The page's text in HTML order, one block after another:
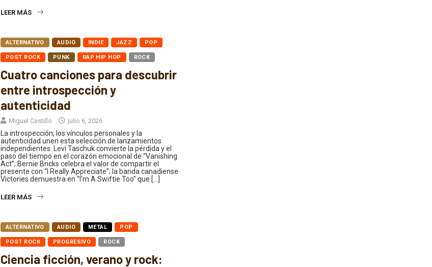
LEER MÁS
ALTERNATIVO AUDIO INDIE JAZZ POP
POST ROCK PUNK RAP HIP HOP ROCK
Cuatro canciones para descubrir
entre introspección y
autenticidad
Miguel Castillo julio 6, 2026
La introspección, los vínculos personales y la
autenticidad unen esta selección de lanzamientos
independientes. Levi Taschuk convierte la pérdida y el
paso del tiempo en el corazón emocional de “Vanishing
Act”; Bernie Bricks celebra el valor de compartir el
presente con “I Really Appreciate”; la banda canadiense
Victories demuestra en “I’m A Swiftie Too” que […]
LEER MÁS
ALTERNATIVO AUDIO METAL POP
POST ROCK PROGRESIVO ROCK
Ciencia ficción, verano y rock: